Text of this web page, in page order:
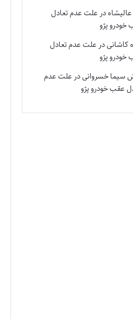
عالیشاهدر علت عدم تعادل
خودرو پژو
کاشانیدر علت عدم تعادل
خودرو پژو
سیما خسروانیدر علت عدم
عقب خودرو پژو